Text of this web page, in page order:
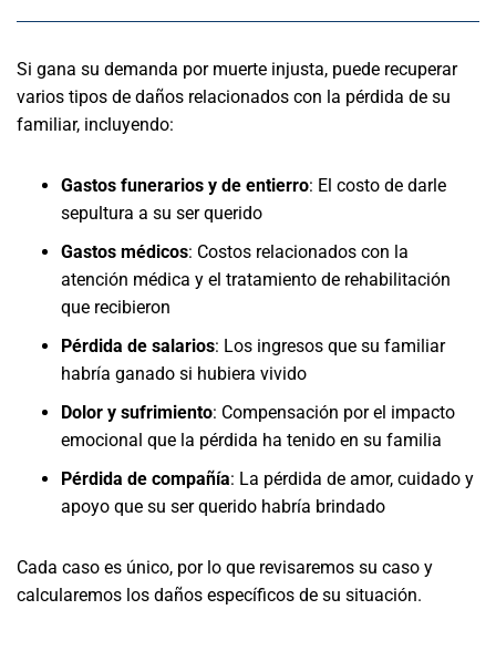
Si gana su demanda por muerte injusta, puede recuperar
varios tipos de daños relacionados con la pérdida de su
familiar, incluyendo:
Gastos funerarios y de entierro: El costo de darle
sepultura a su ser querido
Gastos médicos: Costos relacionados con la
atención médica y el tratamiento de rehabilitación
que recibieron
Pérdida de salarios: Los ingresos que su familiar
habría ganado si hubiera vivido
Dolor y sufrimiento: Compensación por el impacto
emocional que la pérdida ha tenido en su familia
Pérdida de compañía: La pérdida de amor, cuidado y
apoyo que su ser querido habría brindado
Cada caso es único, por lo que revisaremos su caso y
calcularemos los daños específicos de su situación.